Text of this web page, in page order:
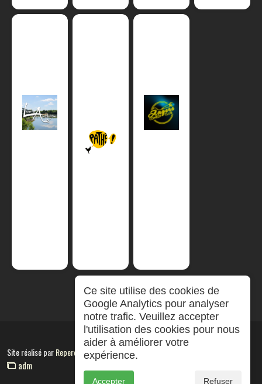
Site réalisé parRepereCom
adm
Ce site utilise des cookies de
Google Analytics pour analyser
notre trafic. Veuillez accepter
l'utilisation des cookies pour nous
aider à améliorer votre
expérience.
Accepter Refuser